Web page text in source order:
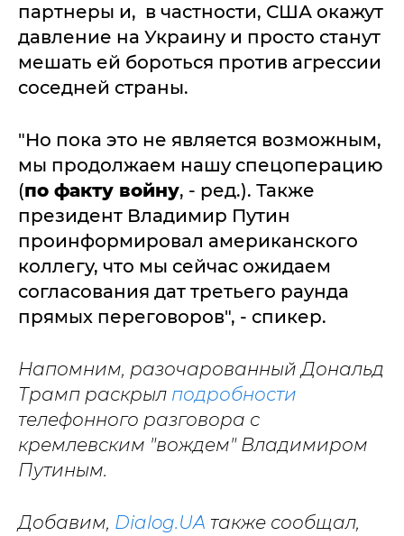
партнеры и, в частности, США окажут
давление на Украину и просто станут
мешать ей бороться против агрессии
соседней страны.
"Но пока это не является возможным,
мы продолжаем нашу спецоперацию
(по факту войну, - ред.). Также
президент Владимир Путин
проинформировал американского
коллегу, что мы сейчас ожидаем
согласования дат третьего раунда
прямых переговоров", - спикер.
Напомним, разочарованный Дональд
Трамп раскрыл подробности
телефонного разговора с
кремлевским "вождем" Владимиром
Путиным.
Добавим, Dialog.UA также сообщал,